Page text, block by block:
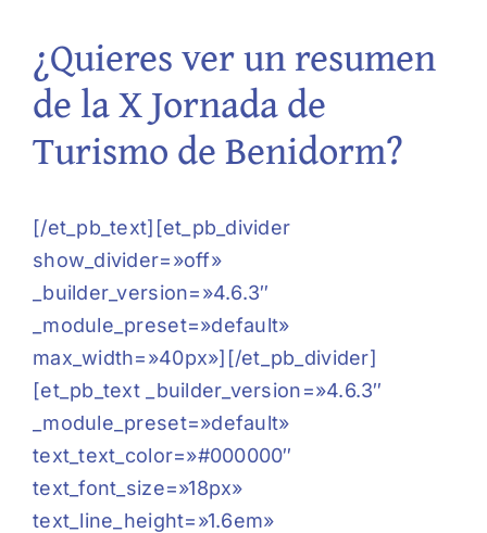
¿Quieres ver un resumen
de la X Jornada de
Turismo de Benidorm?
[/et_pb_text][et_pb_divider
show_divider=»off»
_builder_version=»4.6.3″
_module_preset=»default»
max_width=»40px»][/et_pb_divider]
[et_pb_text _builder_version=»4.6.3″
_module_preset=»default»
text_text_color=»#000000″
text_font_size=»18px»
text_line_height=»1.6em»